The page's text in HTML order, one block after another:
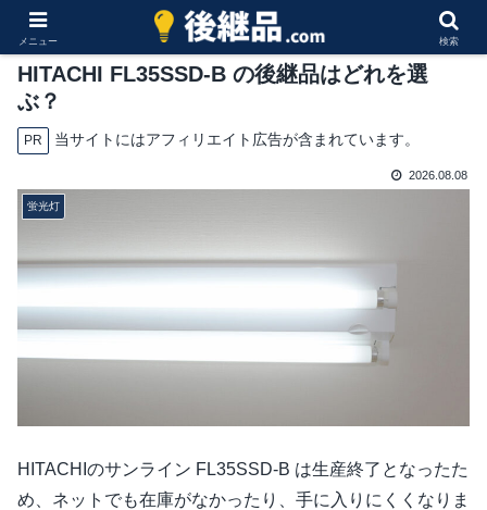
HITACHI FL35SSD-B の後継品はどれを選
ぶ？
PR 当サイトにはアフィリエイト広告が含まれています。
2026.08.08
蛍光灯
HITACHIのサンライン FL35SSD-B は生産終了となったた
め、ネットでも在庫がなかったり、手に入りにくくなりま
メニュー 検索